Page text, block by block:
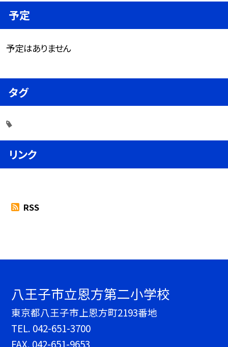
予定
予定はありません
タグ
リンク
RSS
八王子市立恩方第二小学校
東京都八王子市上恩方町2193番地
TEL. 042-651-3700
FAX. 042-651-9653